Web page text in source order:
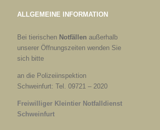
ALLGEMEINE INFORMATION
Bei tierischen Notfällen außerhalb
unserer Öffnungszeiten wenden Sie
sich bitte
an die Polizeiinspektion
Schweinfurt: Tel. 09721 – 2020
Freiwilliger Kleintier Notfalldienst
Schweinfurt